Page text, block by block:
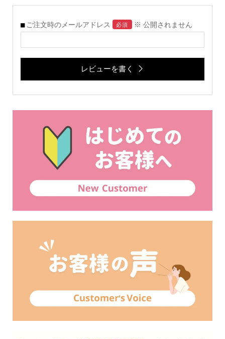
ご注文時のメールアドレス 必須 ※ 公開されません
レビューを書く